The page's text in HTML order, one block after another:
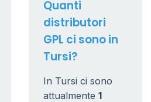
Quanti
distributori
GPL ci sono in
Tursi?
In Tursi ci sono
attualmente 1